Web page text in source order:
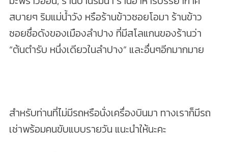
สบายๆ ริมแม่น้ำวัง หรือร้านข้าวซอยโอมา ร้านข้าว
ซอยชื่อดังของเมืองลำปาง ที่มีสโลแกนของร้านว่า
“ต้นตำรับ หนึ่งเดียวในลำปาง” และอื่นๆอีกมากมาย
สำหรับท่านที่ไม่มีรถหรือนั่งเครื่องบินมา ทางเราก็มีรถ
เช่าพร้อมคนขับแบบรายวัน แนะนำให้นะคะ